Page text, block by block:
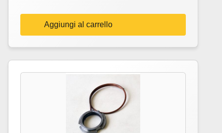
Aggiungi al carrello